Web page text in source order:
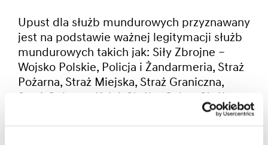
Upust dla służb mundurowych przyznawany
jest na podstawie ważnej legitymacji służb
mundurowych takich jak: Siły Zbrojne –
Wojsko Polskie, Policja i Żandarmeria, Straż
Pożarna, Straż Miejska, Straż Graniczna,
Straż Ochrony Kolei, Służba Celna, Służba
Leśna, Służba Więzienna, Służby specjalne